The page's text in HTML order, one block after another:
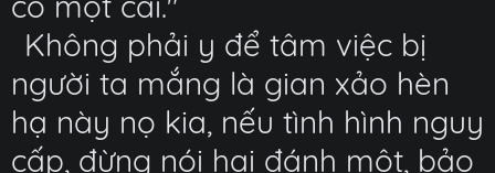
Không phải y để tâm việc bị
người ta mắng là gian xảo hèn
hạ này nọ kia, nếu tình hình nguy
cấp, đừng nói hai đánh một, bảo